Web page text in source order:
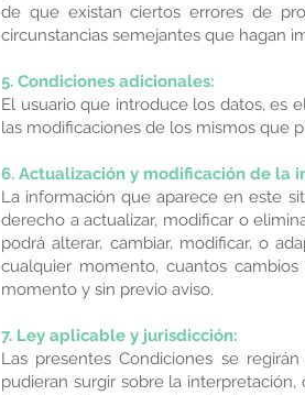
de que existan ciertos errores de
circunstancias semejantes que hagan
5. Condiciones adicionales:
El usuario que introduce los datos, es
las modificaciones de los mismos que
6. Actualización y modificación de la
La información que aparece en este
derecho a actualizar, modificar o
podrá alterar, cambiar, modificar, o
cualquier momento, cuantos
momento y sin previo aviso.
7. Ley aplicable y jurisdicción:
Las presentes Condiciones se
pudieran surgir sobre la